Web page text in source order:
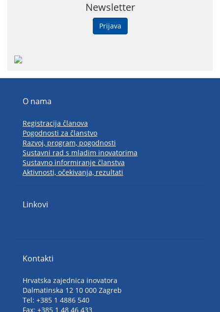
Newsletter
Prijava
O nama
Registracija članova
Pogodnosti za članstvo
Razvoj, program, pogodnosti
Sustavni rad s mladim inovatorima
Sustavno informiranje članstva
Aktivnosti, očekivanja, rezultati
Linkovi
Kontakti
Hrvatska zajednica inovatora
Dalmatinska 12 10 000 Zagreb
Tel: +385 1 4886 540
Fax: +385 1 48 46 433